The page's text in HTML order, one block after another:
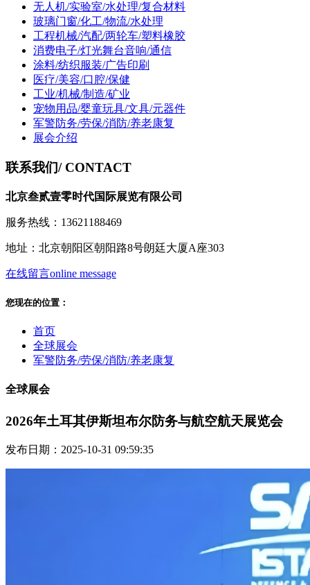
无人机/实验室/水处理/复合材料
玻璃门窗/化工/物流/水处理
工程机械/汽配/两轮车/塑料橡胶
消费电子/灯光舞台音响/通信
涂料/纺织服装/广告印刷
医疗/美容/口腔/保健
工业/机械/制造/矿业
宠物用品/婴童玩具/文具/元器件
军警防务/劳保/消防/养老康复
展会介绍
联系我们/ CONTACT
北京叁贰壹零时代国际展览有限公司
服务热线：13621188469
地址：北京朝阳区朝阳路8号朗廷大厦A座303
在线留言online message
您现在的位置：
首页
全球展会
军警防务/劳保/消防/养老康复
全球展会
2026年土耳其伊斯坦布尔防务与航空航天展览会
发布日期：2025-10-31 09:59:35